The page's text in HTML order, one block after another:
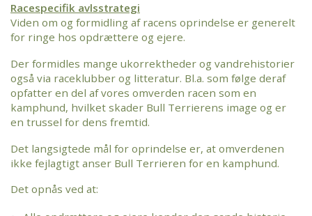
Racespecifik avlsstrategi
Viden om og formidling af racens oprindelse er generelt
for ringe hos opdrættere og ejere.
Der formidles mange ukorrektheder og vandrehistorier
også via raceklubber og litteratur. Bl.a. som følge deraf
opfatter en del af vores omverden racen som en
kamphund, hvilket skader Bull Terrierens image og er
en trussel for dens fremtid.
Det langsigtede mål for oprindelse er, at omverdenen
ikke fejlagtigt anser Bull Terrieren for en kamphund.
Det opnås ved at: